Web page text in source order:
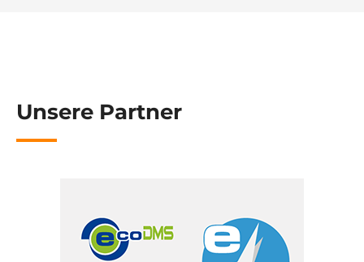
Unsere Partner